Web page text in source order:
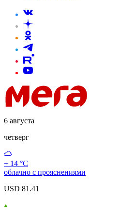
6 августа
четверг
+ 14 °С
облачно с прояснениями
USD 81.41